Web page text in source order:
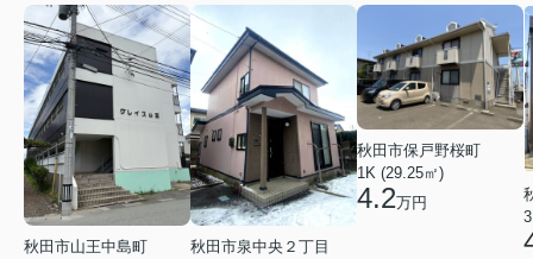
秋田市山王中島町
秋田市泉中央２丁目
秋田市保戸野桜町
1K (29.25㎡)
4.2万円